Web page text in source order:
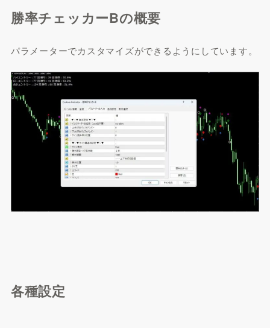
勝率チェッカーBの概要
パラメーターでカスタマイズができるようにしています。
各種設定